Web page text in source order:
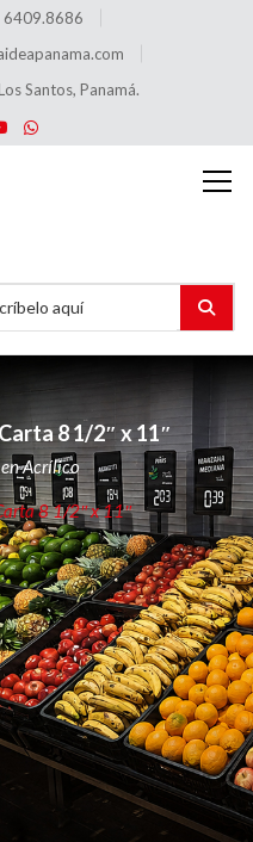
6409.8686
Santos, Panamá.
Carta 8 1/2″ x 11″
Acrílico
8 1/2″ x 11″